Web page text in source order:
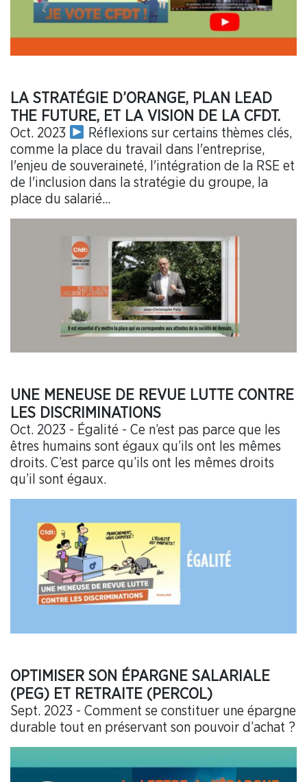
LA STRATÉGIE D’ORANGE, PLAN LEAD
THE FUTURE, ET LA VISION DE LA CFDT.
Oct. 2023
Réflexions sur certains thèmes clés,
comme la place du travail dans l'entreprise,
l'enjeu de souveraineté, l'intégration de la RSE et
de l'inclusion dans la stratégie du groupe, la
place du salarié...
UNE MENEUSE DE REVUE LUTTE CONTRE
LES DISCRIMINATIONS
Oct. 2023 - Égalité - Ce n’est pas parce que les
êtres humains sont égaux qu’ils ont les mêmes
droits. C’est parce qu’ils ont les mêmes droits
qu’il sont égaux.
OPTIMISER SON ÉPARGNE SALARIALE
(PEG) ET RETRAITE (PERCOL)
Sept. 2023 - Comment se constituer une épargne
durable tout en préservant son pouvoir d’achat ?